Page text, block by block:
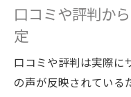
口コミや評判か
定
口コミや評判は実際に
の声が反映されている